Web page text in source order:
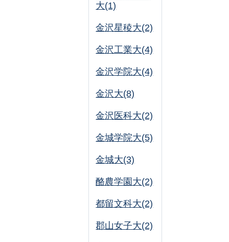
大(1)
金沢星稜大(2)
金沢工業大(4)
金沢学院大(4)
金沢大(8)
金沢医科大(2)
金城学院大(5)
金城大(3)
酪農学園大(2)
都留文科大(2)
郡山女子大(2)